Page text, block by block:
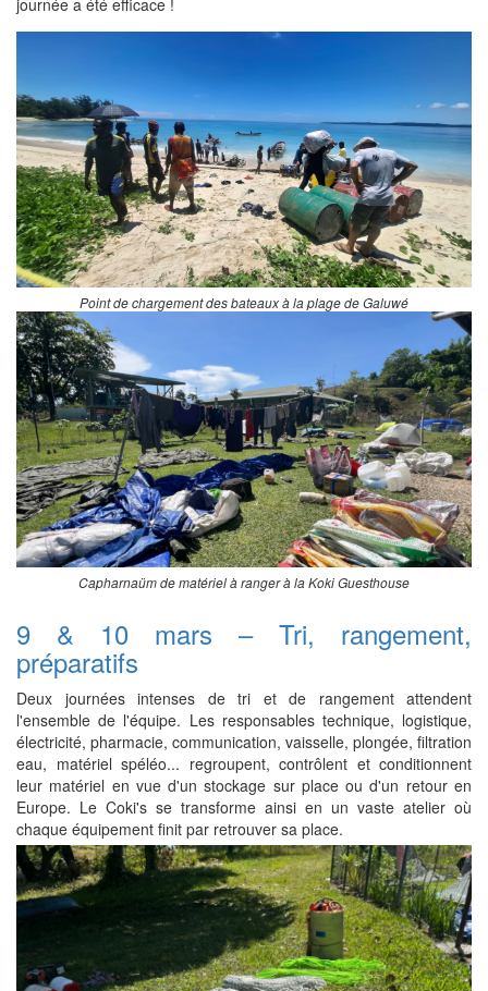
journée a été efficace !
Point de chargement des bateaux à la plage de Galuwé
Capharnaüm de matériel à ranger à la Koki Guesthouse
9 & 10 mars – Tri, rangement,
préparatifs
Deux journées intenses de tri et de rangement attendent
l'ensemble de l'équipe. Les responsables technique, logistique,
électricité, pharmacie, communication, vaisselle, plongée, filtration
eau, matériel spéléo... regroupent, contrôlent et conditionnent
leur matériel en vue d'un stockage sur place ou d'un retour en
Europe. Le Coki's se transforme ainsi en un vaste atelier où
chaque équipement finit par retrouver sa place.